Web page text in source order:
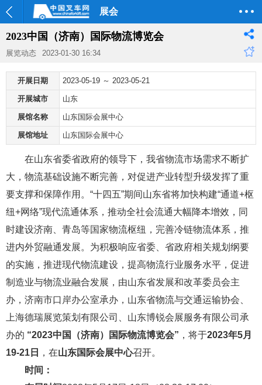
展会
2023中国（济南）国际物流博览会
展览动态 2023-01-30 16:34
开展日期 2023-05-19 ～ 2023-05-21
开展城市 山东
展馆名称 山东国际会展中心
展馆地址 山东国际会展中心
在山东省委省政府的领导下，我省物流市场需求不断扩
大，物流基础设施不断完善，对促进产业转型升级发挥了重
要支撑和保障作用。“十四五”期间山东省将加快构建“通道+枢
纽+网络”现代流通体系，推动全社会流通大幅降本增效，同
时建设济南、青岛等国家物流枢纽，完善冷链物流体系，推
进内外贸融通发展。为积极响应省委、省政府相关规划纲要
的实施，推进现代物流建设，提高物流行业服务水平，促进
制造业与物流业融合发展，由山东省发展和改革委员会主
办，济南市口岸办公室承办，山东省物流与交通运输协会、
上海德瑞展览策划有限公司、山东博锐会展服务有限公司承
办的 “2023中国（济南）国际物流博览会” ，将于2023年5月
19-21日
，在山东国际会展中心召开。
时间：